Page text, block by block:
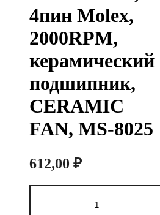
4пин Molex,
2000RPM,
керамический
подшипник,
CERAMIC
FAN, MS-8025
612,00 ₽
товара